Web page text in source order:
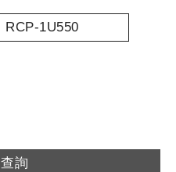
RCP-1U550
查詢